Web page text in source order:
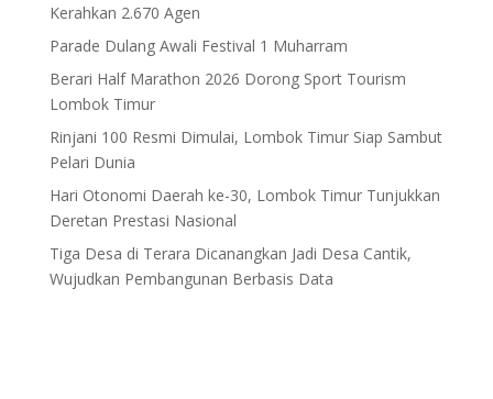
Kerahkan 2.670 Agen
Parade Dulang Awali Festival 1 Muharram
Berari Half Marathon 2026 Dorong Sport Tourism
Lombok Timur
Rinjani 100 Resmi Dimulai, Lombok Timur Siap Sambut
Pelari Dunia
Hari Otonomi Daerah ke-30, Lombok Timur Tunjukkan
Deretan Prestasi Nasional
Tiga Desa di Terara Dicanangkan Jadi Desa Cantik,
Wujudkan Pembangunan Berbasis Data